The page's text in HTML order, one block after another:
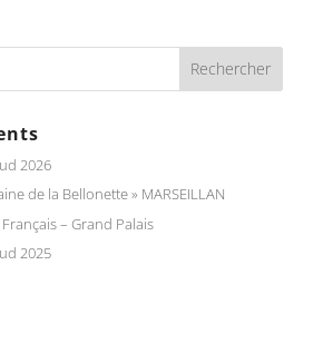
2026
de la Bellonette » MARSEILLAN
– Grand Palais
2025